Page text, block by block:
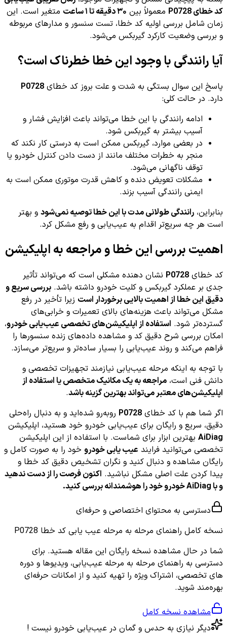
کد خطای P0728
معمولاً بین ۳۰ دقیقه تا ۱ ساعت
متغیر است. این
زمان شامل بررسی اولیه کد خطا، تست سنسور و مدارهای مربوطه
و بررسی وضعیت کارکرد گیربکس می‌شود.
آیا رانندگی با وجود این خطا خطرناک است؟
پاسخ این سوال بستگی به شدت و علت بروز کد خطای P0728
دارد. در حالت کلی:
ادامه رانندگی با این خطا می‌تواند باعث افزایش فشار و
آسیب بیشتر به گیربکس شود.
در بعضی موارد، گیربکس ممکن است به درستی کار نکند که
منجر به خطرات مختلف مانند از دست دادن کنترل خودرو یا
توقف ناگهانی می‌شود.
مشکلات تعویض دنده و کاهش قدرت موتوری ممکن است به
ایمنی رانندگی آسیب بزند.
بنابراین، رانندگی طولانی مدت با این خطا توصیه نمی‌شود و بهتر
است هر چه سریع‌تر اقدام به عیب‌یابی و رفع مشکل کرد.
اهمیت بررسی این خطا و مراجعه به اپلیکیشن
کد خطای P0728 نشان دهنده مشکلی است که می‌تواند تأثیر
جدی بر عملکرد گیربکس و کلیت خودرو داشته باشد. بررسی سریع و
دقیق این خطا از اهمیت بالایی برخوردار است زیرا تأخیر در رفع
مشکل می‌تواند باعث هزینه‌های بالای تعمیرات و خرابی‌های
گسترده‌تر شود. استفاده از اپلیکیشن‌های تخصصی عیب‌یابی خودرو،
امکان بررسی شرح دقیق کد و مشاهده داده‌های زنده سنسورها را
فراهم می‌کند و روند عیب‌یابی را بسیار ساده‌تر و سریع‌تر می‌سازد.
با توجه به اینکه مرحله عیب‌یابی نیازمند تجهیزات تخصصی و
دانش فنی است، مراجعه به یک مکانیک متخصص یا استفاده از
اپلیکیشن‌های معتبر می‌تواند بهترین گزینه باشد.
اگر شما هم با کد خطای P0728 روبه‌رو شده‌اید و به دنبال راه‌حلی
دقیق، سریع و رایگان برای عیب‌یابی خودرو خود هستید، اپلیکیشن
AiDiag بهترین ابزار برای شماست. با استفاده از این اپلیکیشن
تخصصی می‌توانید فرایند عیب یابی خودرو خود را به صورت کامل و
رایگان مشاهده و دنبال کنید و نگران تشخیص دقیق کد خطا و
پیدا کردن علت اصلی مشکل نباشید. اکنون فرصت را از دست ندهید
و با AiDiag خودرو خود را هوشمندانه بررسی کنید.
دسترسی به محتوای اختصاصی و حرفه‌ای
نسخه کامل راهنمای مرحله به مرحله عیب یابی کد خطا P0728
شما در حال مشاهده نسخه رایگان این مقاله هستید. برای
دسترسی به راهنمای مرحله به مرحله عیب‌یابی، ویدیوها و دوره
های تخصصی، اشتراک ویژه را تهیه کنید و از امکانات حرفه‌ای
بهره‌مند شوید.
مشاهده نسخه کامل
دیگر نیازی به حدس و گمان در عیب‌یابی خودرو نیست !